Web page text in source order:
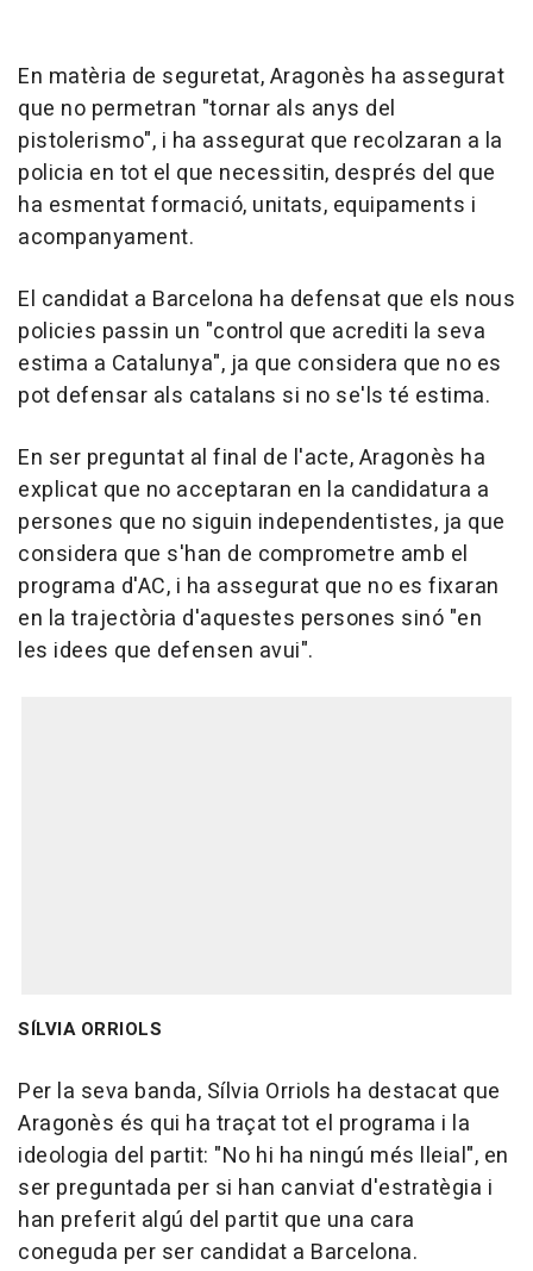
En matèria de seguretat, Aragonès ha assegurat
que no permetran "tornar als anys del
pistolerismo", i ha assegurat que recolzaran a la
policia en tot el que necessitin, després del que
ha esmentat formació, unitats, equipaments i
acompanyament.
El candidat a Barcelona ha defensat que els nous
policies passin un "control que acrediti la seva
estima a Catalunya", ja que considera que no es
pot defensar als catalans si no se'ls té estima.
En ser preguntat al final de l'acte, Aragonès ha
explicat que no acceptaran en la candidatura a
persones que no siguin independentistes, ja que
considera que s'han de comprometre amb el
programa d'AC, i ha assegurat que no es fixaran
en la trajectòria d'aquestes persones sinó "en
les idees que defensen avui".
SÍLVIA ORRIOLS
Per la seva banda, Sílvia Orriols ha destacat que
Aragonès és qui ha traçat tot el programa i la
ideologia del partit: "No hi ha ningú més lleial", en
ser preguntada per si han canviat d'estratègia i
han preferit algú del partit que una cara
coneguda per ser candidat a Barcelona.